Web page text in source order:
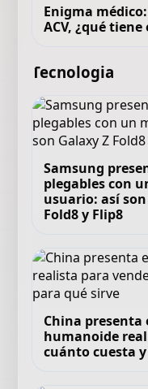
Enigma
ACV, ¿qué
Tecnologia
Samsung
plegables con
usuario: así
Fold8 y Flip8
China
humanoide
cuánto cuesta